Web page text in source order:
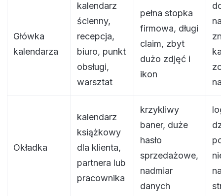
Główka
kalendarza
kalendarz
ścienny,
recepcja,
biuro, punkt
obsługi,
warsztat
pełna stopka
firmowa, długi
claim, zbyt
dużo zdjęć i
ikon
Okładka
kalendarz
książkowy
dla klienta,
partnera lub
pracownika
krzykliwy
baner, duże
hasło
sprzedażowe,
nadmiar
danych